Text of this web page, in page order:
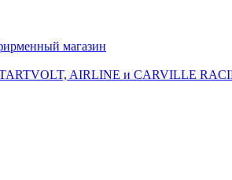
магазин
AIRLINE и CARVILLE